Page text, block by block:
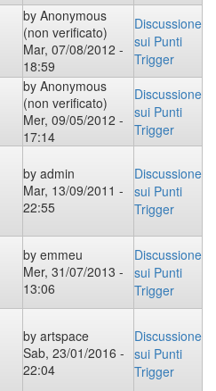
by Anonymous
(non verificato)
Mar, 07/08/2012 -
18:59
Discussione
sui Punti
Trigger
by Anonymous
(non verificato)
Mer, 09/05/2012 -
17:14
Discussione
sui Punti
Trigger
by admin
Mar, 13/09/2011 -
22:55
Discussione
sui Punti
Trigger
by emmeu
Mer, 31/07/2013 -
13:06
Discussione
sui Punti
Trigger
by artspace
Sab, 23/01/2016 -
22:04
Discussione
sui Punti
Trigger